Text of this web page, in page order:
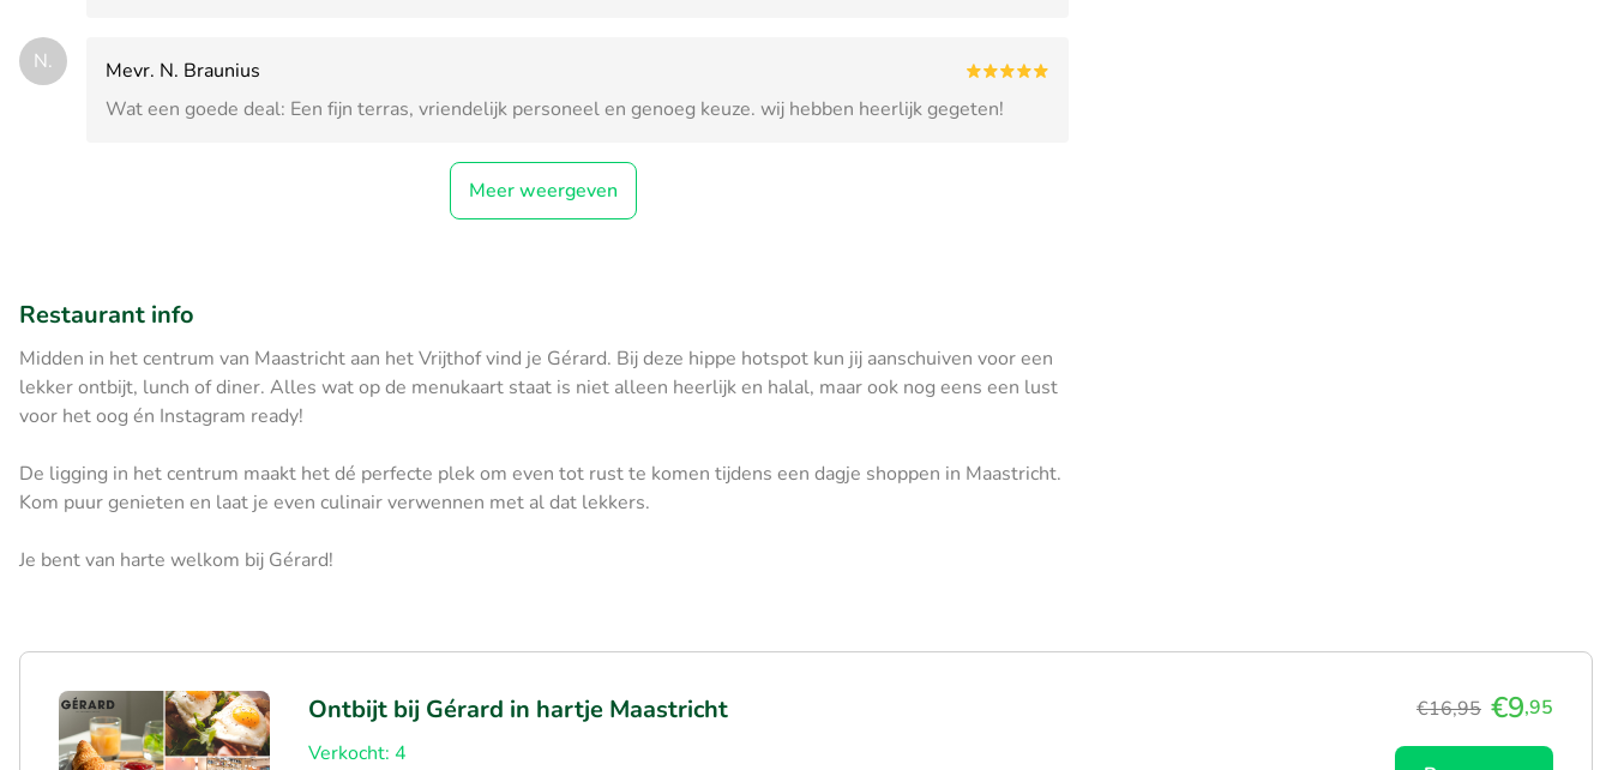
N.
Mevr. N. Braunius
Wat een goede deal: Een fijn terras, vriendelijk personeel en genoeg keuze. wij hebben heerlijk gegeten!
Meer weergeven
Restaurant info
Midden in het centrum van Maastricht aan het Vrijthof vind je Gérard. Bij deze hippe hotspot kun jij aanschuiven voor een
lekker ontbijt, lunch of diner. Alles wat op de menukaart staat is niet alleen heerlijk en halal, maar ook nog eens een lust
voor het oog én Instagram ready!
De ligging in het centrum maakt het dé perfecte plek om even tot rust te komen tijdens een dagje shoppen in Maastricht.
Kom puur genieten en laat je even culinair verwennen met al dat lekkers.
Je bent van harte welkom bij Gérard!
Ontbijt bij Gérard in hartje Maastricht
Verkocht: 4
€16,95 €9,95